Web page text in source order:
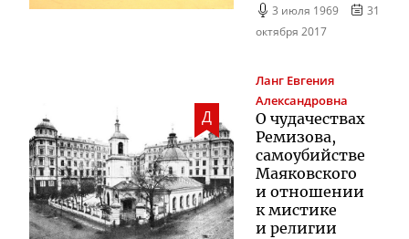
3 июля 1969
31
октября 2017
Д
Ланг Евгения
Александровна
О чудачествах
Ремизова,
самоубийстве
Маяковского
и отношении
к мистике
и религии